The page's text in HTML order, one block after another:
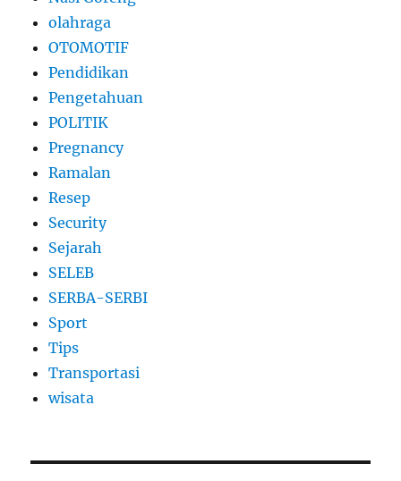
olahraga
OTOMOTIF
Pendidikan
Pengetahuan
POLITIK
Pregnancy
Ramalan
Resep
Security
Sejarah
SELEB
SERBA-SERBI
Sport
Tips
Transportasi
wisata